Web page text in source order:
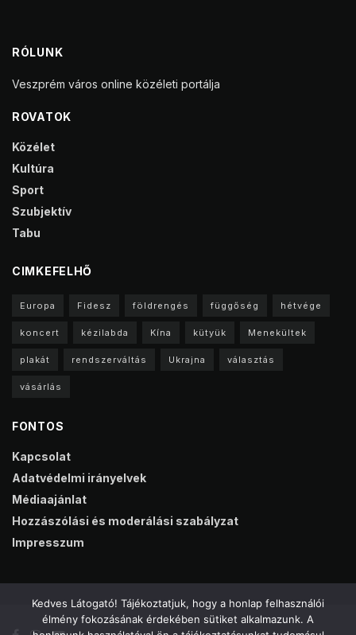
RÓLUNK
Veszprém város online közéleti portálja
ROVATOK
Közélet
Kultúra
Sport
Szubjektív
Tabu
CIMKEFELHŐ
Europa Fidesz földrengés függőség hétvége
koncert kézilabda Kína kütyük Menekültek
plakát rendszerváltás Ukrajna választás
vásárlás
FONTOS
Kapcsolat
Adatvédelmi irányelvek
Médiaajánlat
Hozzászólási és moderálási szabályzat
Impresszum
Kedves Látogató! Tájékoztatjuk, hogy a honlap felhasználói
élmény fokozásának érdekében sütiket alkalmazunk. A